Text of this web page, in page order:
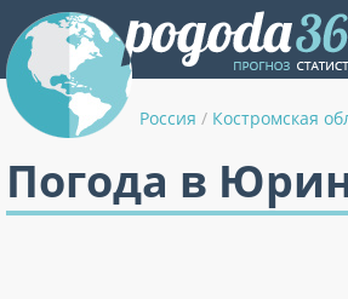
Россия / Костромская
Погода в